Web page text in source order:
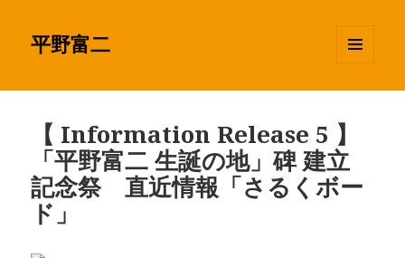
平野富二
ーとウ
ット
【 Information Release 5 】
「平野富二 生誕の地」碑 建立
記念祭 直近情報「さるくボー
ド」